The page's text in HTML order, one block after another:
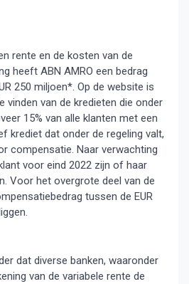
rente en de kosten van de
heeft ABN AMRO een bedrag
250 miljoen*. Op de website is
vinden van de kredieten die onder
15% van alle klanten met een
krediet dat onder de regeling valt,
compensatie. Naar verwachting
voor eind 2022 zijn of haar
Voor het overgrote deel van de
tussen de EUR
dat diverse banken, waaronder
van de variabele rente de